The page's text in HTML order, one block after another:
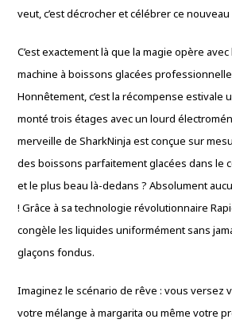
veut, c’est décrocher et célébrer ce
C’est exactement là que la magie opère
machine à boissons glacées professionnelle
Honnêtement, c’est la récompense estivale
monté trois étages avec un lourd
merveille de SharkNinja est conçue sur
des boissons parfaitement glacées dans le
et le plus beau là-dedans ? Absolument
! Grâce à sa technologie révolutionnaire
congèle les liquides uniformément sans
glaçons fondus.
Imaginez le scénario de rêve : vous versez
votre mélange à margarita ou même votre